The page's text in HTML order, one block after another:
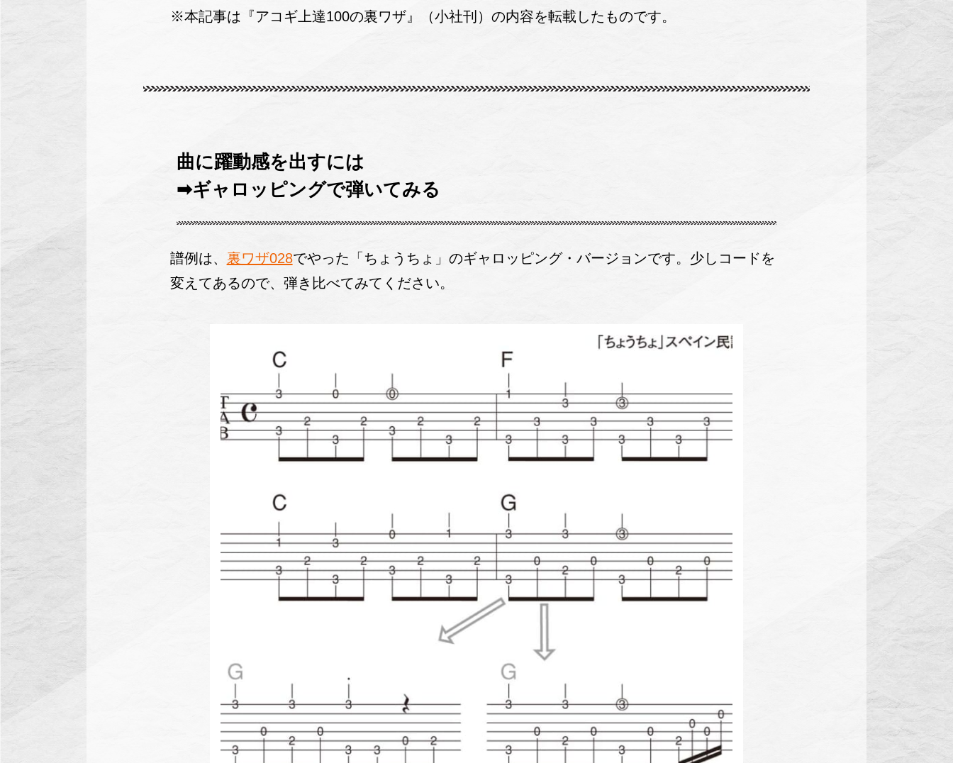
※本記事は『アコギ上達100の裏ワザ』（小社刊）の内容を転載したものです。
曲に躍動感を出すには
➡ギャロッピングで弾いてみる
譜例は、 裏ワザ028でやった「ちょうちょ」のギャロッピング・バージョンです。少しコードを
変えてあるので、弾き比べてみてください。